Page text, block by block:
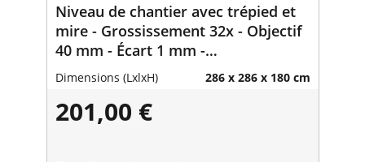
Niveau de chantier avec trépied et
mire - Grossissement 32x - Objectif
40 mm - Écart 1 mm -
Compensateur à amortissement
pneumatique
Dimensions (LxlxH) 286 x 286 x 180 cm
201,00 €